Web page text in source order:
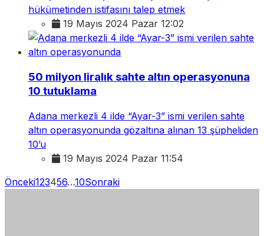
hükümetinden istifasını talep etmek
19 Mayıs 2024 Pazar 12:02
50 milyon liralık sahte altın operasyonuna
10 tutuklama
Adana merkezli 4 ilde “Ayar-3” ismi verilen sahte
altın operasyonunda gözaltına alınan 13 şüpheliden
10’u
19 Mayıs 2024 Pazar 11:54
Önceki123456…10Sonraki